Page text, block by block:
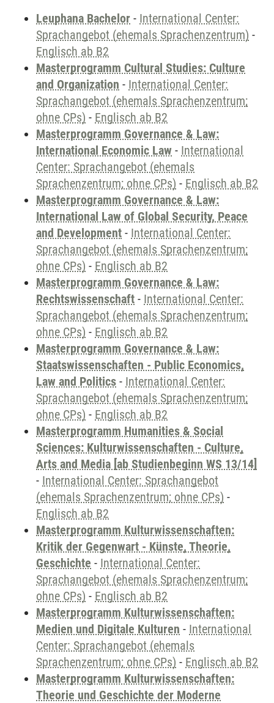
Leuphana Bachelor - International Center:
Sprachangebot (ehemals Sprachenzentrum) -
Englisch ab B2
Masterprogramm Cultural Studies: Culture
and Organization - International Center:
Sprachangebot (ehemals Sprachenzentrum;
ohne CPs) - Englisch ab B2
Masterprogramm Governance & Law:
International Economic Law - International
Center: Sprachangebot (ehemals
Sprachenzentrum; ohne CPs) - Englisch ab B2
Masterprogramm Governance & Law:
International Law of Global Security, Peace
and Development - International Center:
Sprachangebot (ehemals Sprachenzentrum;
ohne CPs) - Englisch ab B2
Masterprogramm Governance & Law:
Rechtswissenschaft - International Center:
Sprachangebot (ehemals Sprachenzentrum;
ohne CPs) - Englisch ab B2
Masterprogramm Governance & Law:
Staatswissenschaften - Public Economics,
Law and Politics - International Center:
Sprachangebot (ehemals Sprachenzentrum;
ohne CPs) - Englisch ab B2
Masterprogramm Humanities & Social
Sciences: Kulturwissenschaften - Culture,
Arts and Media [ab Studienbeginn WS 13/14]
- International Center: Sprachangebot
(ehemals Sprachenzentrum; ohne CPs) -
Englisch ab B2
Masterprogramm Kulturwissenschaften:
Kritik der Gegenwart - Künste, Theorie,
Geschichte - International Center:
Sprachangebot (ehemals Sprachenzentrum;
ohne CPs) - Englisch ab B2
Masterprogramm Kulturwissenschaften:
Medien und Digitale Kulturen - International
Center: Sprachangebot (ehemals
Sprachenzentrum; ohne CPs) - Englisch ab B2
Masterprogramm Kulturwissenschaften:
Theorie und Geschichte der Moderne